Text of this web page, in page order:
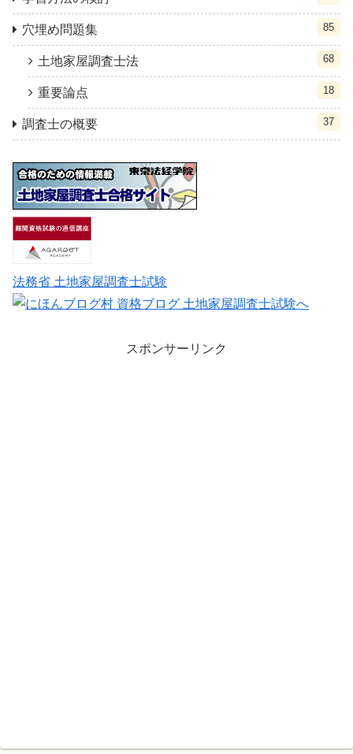
穴埋め問題集 85
土地家屋調査士法 68
重要論点 18
調査士の概要 37
法務省 土地家屋調査士試験
スポンサーリンク